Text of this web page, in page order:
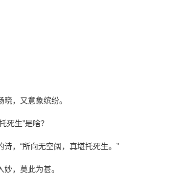
，又意象缤纷。
死生”是啥？
，“所向无空阔，真堪托死生。”
，莫此为甚。